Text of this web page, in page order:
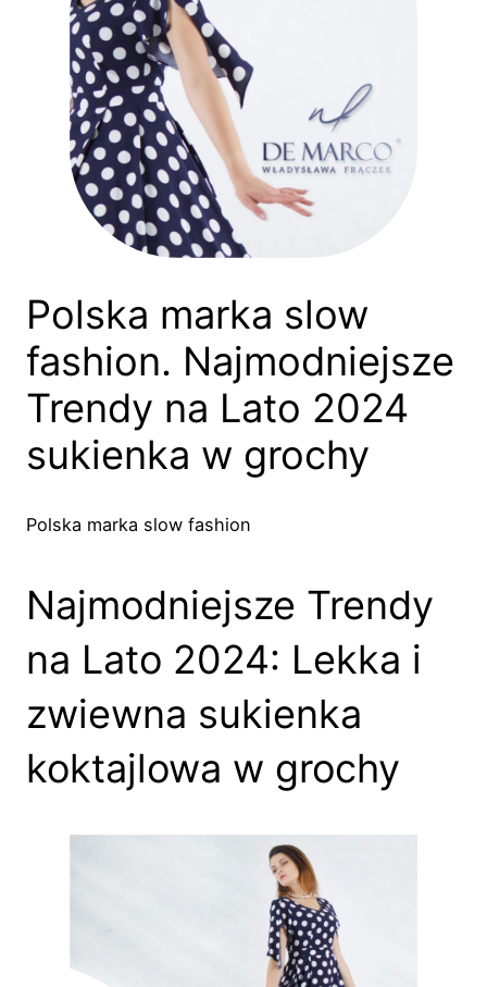
Polska marka slow
fashion. Najmodniejsze
Trendy na Lato 2024
sukienka w grochy
Polska marka slow fashion
Najmodniejsze Trendy
na Lato 2024: Lekka i
zwiewna sukienka
koktajlowa w grochy